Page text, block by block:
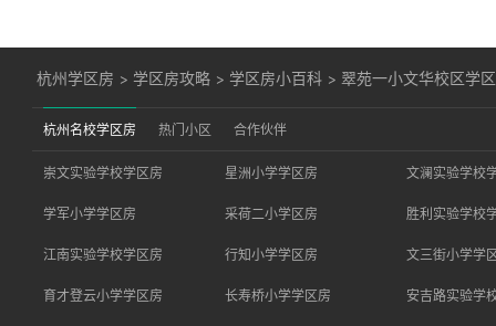
杭州学区房 > 学区房攻略 > 学区房小百科 >翠苑一小文华校区学
杭州名校学区房 热门小区 合作伙伴
崇文实验学校学区房 星洲小学学区房 文澜实验学校
学军小学学区房 采荷二小学区房 胜利实验学校
江南实验学校学区房 行知小学学区房 文三街小学学
育才登云小学学区房 长寿桥小学学区房 安吉路实验学